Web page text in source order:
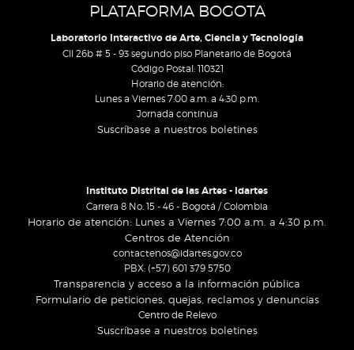
PLATAFORMA BOGOTA
Laboratorio Interactivo de Arte, Ciencia y Tecnología
Cll 26b # 5 - 93 segundo piso Planetario de Bogotá
Código Postal: 110321
Horario de atención:
Lunes a Viernes 7:00 a.m. a 4:30 p.m.
Jornada continua
Suscríbase a nuestros boletines
Instituto Distrital de las Artes - Idartes
Carrera 8 No. 15 - 46 - Bogotá / Colombia
Horario de atención: Lunes a Viernes 7:00 a.m. a 4:30 p.m.
Centros de Atención
contactenos@idartes.gov.co
PBX: (+57) 601 379 5750
Transparencia y acceso a la información pública
Formulario de peticiones, quejas, reclamos y denuncias
Centro de Relevo
Suscríbase a nuestros boletines